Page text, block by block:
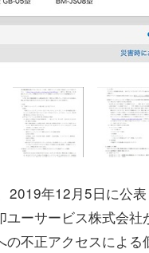
2019年12月5日に公
ーサービス株式会社
の不正アクセスによる